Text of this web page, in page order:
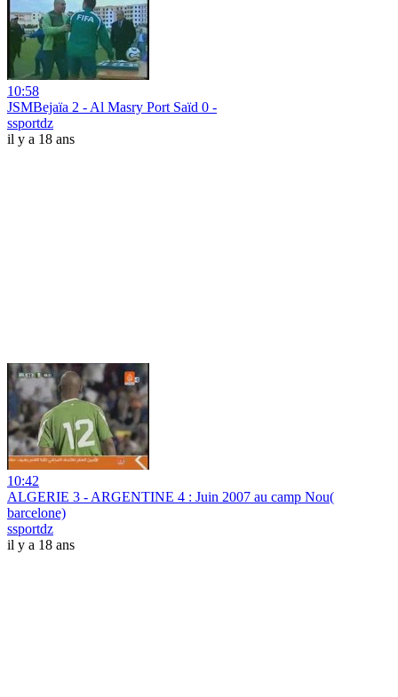
10:58
JSMBejaïa 2 - Al Masry Port Saïd 0 -
ssportdz
il y a 18 ans
10:42
ALGERIE 3 - ARGENTINE 4 : Juin 2007 au camp Nou(
barcelone)
ssportdz
il y a 18 ans